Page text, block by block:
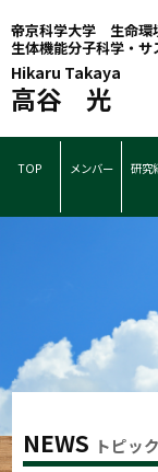
帝京科学大学 生命
生体機能分子科学・
Hikaru Takaya
高谷 光
TOP メンバー 研究
NEWS トピッ